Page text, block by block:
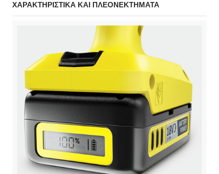
ΧΑΡΑΚΤΗΡΙΣΤΙΚΑ ΚΑΙ ΠΛΕΟΝΕΚΤΗΜΑΤΑ